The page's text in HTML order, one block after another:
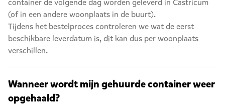
(of in een andere woonplaats in de buurt).
Tijdens het bestelproces controleren we wat de eerst
beschikbare leverdatum is, dit kan dus per woonplaats
verschillen.
Wanneer wordt mijn gehuurde container weer
opgehaald?